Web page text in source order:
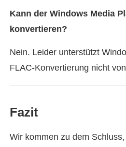
Kann der Windows Media
konvertieren?
Nein. Leider unterstützt
FLAC-Konvertierung nicht
Fazit
Wir kommen zu dem